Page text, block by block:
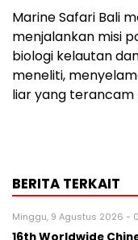
Marine Safari Bali
menjalankan misi
biologi kelautan
meneliti,
liar yang terancam
BERITA TERKAIT
Minggu, 9 Agustus 2026 -
16th Worldwide